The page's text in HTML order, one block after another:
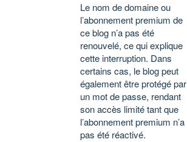
Le nom de domaine ou
l’abonnement premium de
ce blog n’a pas été
renouvelé, ce qui explique
cette interruption. Dans
certains cas, le blog peut
également être protégé par
un mot de passe, rendant
son accès limité tant que
l’abonnement premium n’a
pas été réactivé.